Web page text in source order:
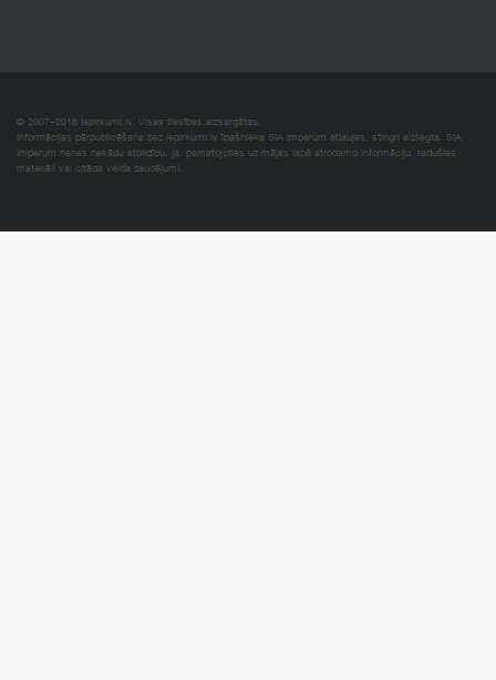
© 2007–2018 Iepirkumi.lv. Visas tiesības aizsargātas.
Informācijas pārpublicēšana bez iepirkumi.lv īpašnieka SIA Imperum atļaujas, stingri aizliegta. SIA
Imperum nenes nekādu atbildību, ja, pamatojoties uz mājas lapā atrodamo informāciju, radušies
materiāli vai citāda veida zaudējumi.